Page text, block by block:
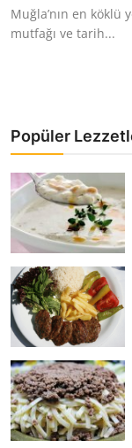
Mutfak Püf
İçecek Kültürü &
Yöresel Tarifler &
Gıda Güvenliği &
İçecek Kültürü &
Popüler Kültür &
Mutfak Temizliği
Anne & Bebek
Mutfak Sırları &
Muğla’nın en
mutfağı ve tarih...
Popüler